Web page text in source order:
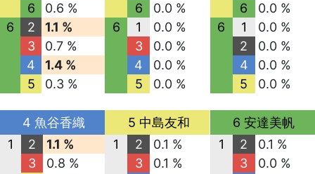
6
0.6 %
6
2
1.1 %
3
0.7 %
4
1.4 %
5
0.3 %
6
0.0 %
6
1
0.0 %
3
0.0 %
4
0.0 %
5
0.0 %
6
0.0 %
6
1
0.0 %
2
0.0 %
4
0.0 %
5
0.0 %
4 魚谷香織
1
2
1.1 %
3
0.8 %
5 中島友和
1
2
0.1 %
3
0.1 %
6 安達美帆
1
2
0.1 %
3
0.0 %